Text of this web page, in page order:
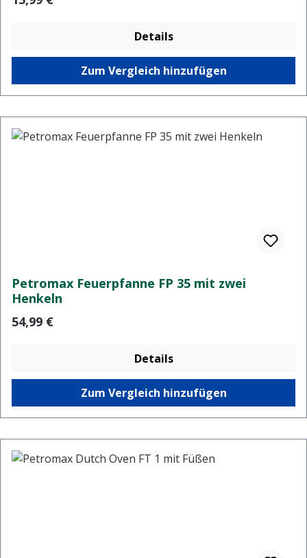
Details
Zum Vergleich hinzufügen
Petromax Feuerpfanne FP 35 mit zwei
Henkeln
Regulärer Preis:
54,99 €
Details
Zum Vergleich hinzufügen